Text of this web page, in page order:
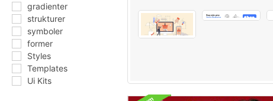
gradienter
strukturer
symboler
former
Styles
Templates
Ui Kits